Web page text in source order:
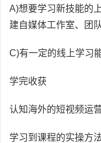
A)想要学习新技能的
建自媒体工作室、团
C)有一定的线上学习
学完收获
认知海外的短视频运
学习到课程的实操方